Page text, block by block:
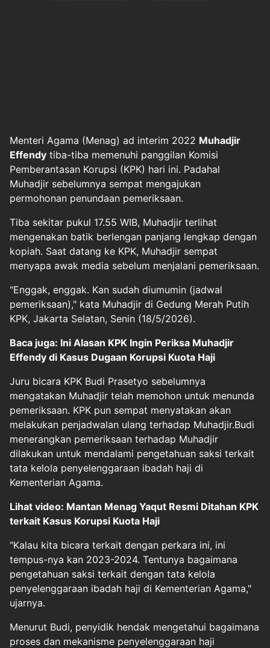
Menteri Agama (Menag) ad interim 2022 Muhadjir
Effendy tiba-tiba memenuhi panggilan Komisi
Pemberantasan Korupsi (KPK) hari ini. Padahal
Muhadjir sebelumnya sempat mengajukan
permohonan penundaan pemeriksaan.
Tiba sekitar pukul 17.55 WIB, Muhadjir terlihat
mengenakan batik berlengan panjang lengkap dengan
kopiah. Saat datang ke KPK, Muhadjir sempat
menyapa awak media sebelum menjalani pemeriksaan.
"Enggak, enggak. Kan sudah diumumin (jadwal
pemeriksaan)," kata Muhadjir di Gedung Merah Putih
KPK, Jakarta Selatan, Senin (18/5/2026).
Baca juga: Ini Alasan KPK Ingin Periksa Muhadjir
Effendy di Kasus Dugaan Korupsi Kuota Haji
Juru bicara KPK Budi Prasetyo sebelumnya
mengatakan Muhadjir telah memohon untuk menunda
pemeriksaan. KPK pun sempat menyatakan akan
melakukan penjadwalan ulang terhadap Muhadjir.Budi
menerangkan pemeriksaan terhadap Muhadjir
dilakukan untuk mendalami pengetahuan saksi terkait
tata kelola penyelenggaraan ibadah haji di
Kementerian Agama.
Lihat video: Mantan Menag Yaqut Resmi Ditahan KPK
terkait Kasus Korupsi Kuota Haji
"Kalau kita bicara terkait dengan perkara ini, ini
tempus-nya kan 2023-2024. Tentunya bagaimana
pengetahuan saksi terkait dengan tata kelola
penyelenggaraan ibadah haji di Kementerian Agama,"
ujarnya.
Menurut Budi, penyidik hendak mengetahui bagaimana
proses dan mekanisme penyelenggaraan haji